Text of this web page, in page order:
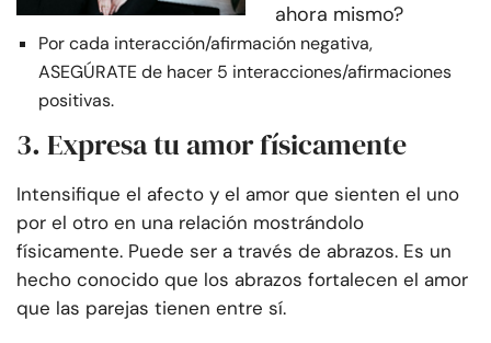
ahora mismo?
Por cada interacción/afirmación negativa,
ASEGÚRATE de hacer 5 interacciones/afirmaciones
positivas.
3. Expresa tu amor físicamente
Intensifique el afecto y el amor que sienten el uno
por el otro en una relación mostrándolo
físicamente. Puede ser a través de abrazos. Es un
hecho conocido que los abrazos fortalecen el amor
que las parejas tienen entre sí.